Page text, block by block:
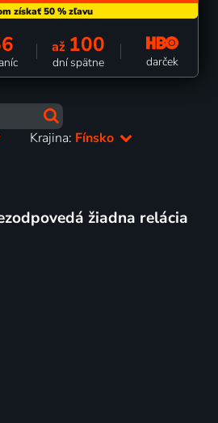
až 100
dní spätne darček
Krajina: Fínsko
žiadna relácia